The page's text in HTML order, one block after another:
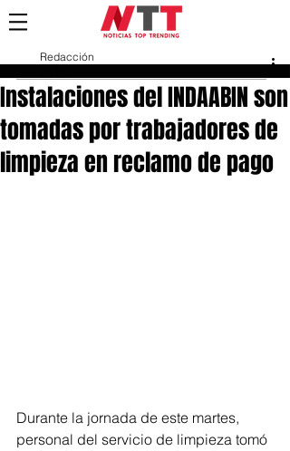
Instalaciones del INDAABIN son
tomadas por trabajadores de
limpieza en reclamo de pago
Redacción
Durante la jornada de este martes,
personal del servicio de limpieza tomó